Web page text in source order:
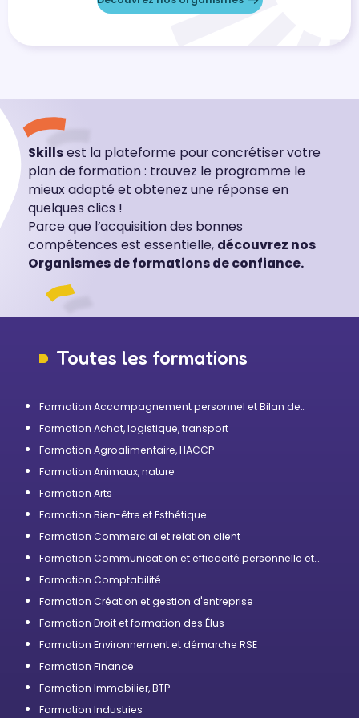
Skillsest la plateforme pour concrétiser votre
plan de formation : trouvez le programme le
mieux adapté et obtenez une réponse en
quelques clics !
Parce que l’acquisition des bonnes
compétences est essentielle, découvrez nos
Organismes de formations de confiance.
Toutes les formations
Formation Accompagnement personnel et Bilan de
Formation Achat, logistique, transport
Formation Agroalimentaire, HACCP
Formation Animaux, nature
Formation Arts
Formation Bien-être et Esthétique
Formation Commercial et relation client
Formation Communication et efficacité personnelle et
Formation Comptabilité
Formation Création et gestion d'entreprise
Formation Droit et formation des Élus
Formation Environnement et démarche RSE
Formation Finance
Formation Immobilier, BTP
Formation Industries